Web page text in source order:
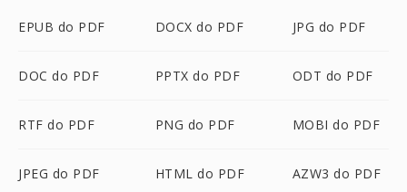
EPUB do PDF DOCX do PDF JPG do PDF
DOC do PDF PPTX do PDF ODT do PDF
RTF do PDF PNG do PDF MOBI do PDF
JPEG do PDF HTML do PDF AZW3 do PDF